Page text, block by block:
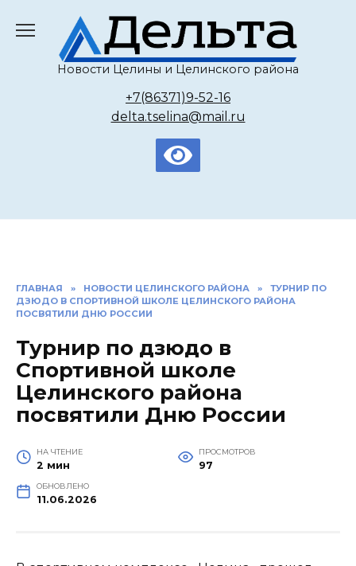
содержанию
Новости Целины и Целинского района
+7(86371)9-52-16
delta.tselina@mail.ru
ГЛАВНАЯ » НОВОСТИ ЦЕЛИНСКОГО РАЙОНА »
ТУРНИР ПО
ДЗЮДО В СПОРТИВНОЙ ШКОЛЕ ЦЕЛИНСКОГО РАЙОНА
ПОСВЯТИЛИ ДНЮ РОССИИ
Турнир по дзюдо в
Спортивной школе
Целинского района
посвятили Дню России
НА ЧТЕНИЕ
2 мин
ПРОСМОТРОВ
97
ОБНОВЛЕНО
11.06.2026